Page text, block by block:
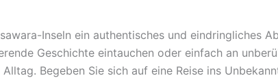
Inseln ein authentisches und eindringliches
Geschichte eintauchen oder einfach an
Begeben Sie sich auf eine Reise ins